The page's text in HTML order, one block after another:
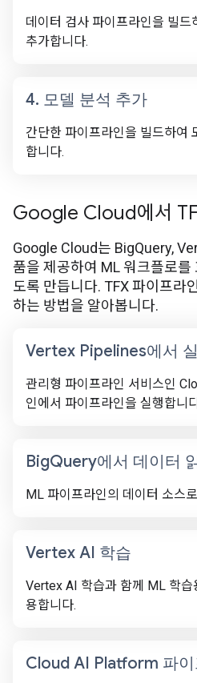
데이터 검사 파이프라인을 빌
추가합니다.
4. 모델 분석 추가
간단한 파이프라인을 빌드하여
합니다.
Google Cloud에서
Google Cloud는 BigQuery,
품을 제공하여 ML 워크플로
도록 만듭니다. TFX 파이프라
하는 방법을 알아봅니다.
Vertex Pipelines에서
관리형 파이프라인 서비스인
인에서 파이프라인을 실행합니
BigQuery에서 데이터
ML 파이프라인의 데이터 소스
Vertex AI 학습
Vertex AI 학습과 함께 ML 학습
용합니다.
Cloud AI Platform 파이